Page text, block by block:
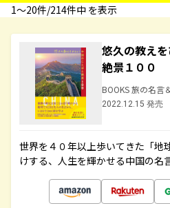
1〜20件/214件中 を表示
悠久の教え
絶景１００
BOOKS 旅の名言
2022.12.15 発売
世界を４０年以上歩いてきた「地
けする、人生を輝かせる中国の名